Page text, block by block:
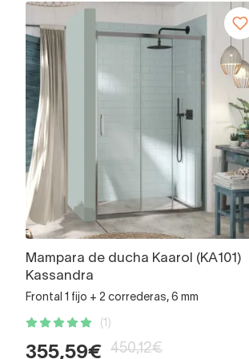
Mampara de ducha Kaarol (KA101)
Kassandra
Frontal 1 fijo + 2 correderas, 6 mm
(1)
355,59€ 450,12€